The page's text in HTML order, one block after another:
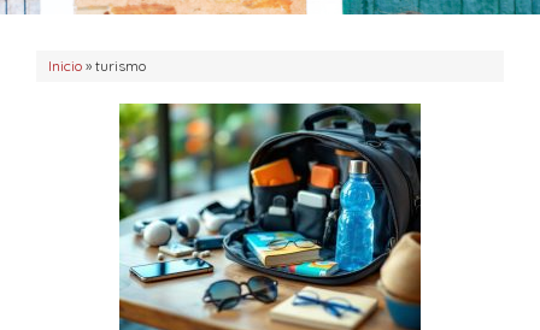
Inicio » turismo